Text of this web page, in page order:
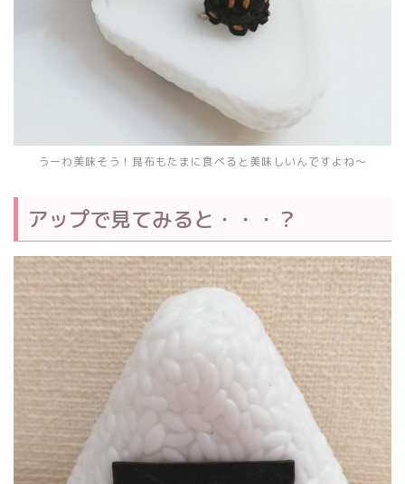
うーわ美味そう！昆布もたまに食べると美味しいんですよね～
アップで見てみると・・・？